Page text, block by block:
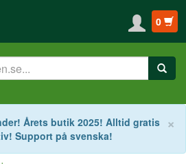
0
×
Årets butik 2025! Alltid gratis
Support på svenska!